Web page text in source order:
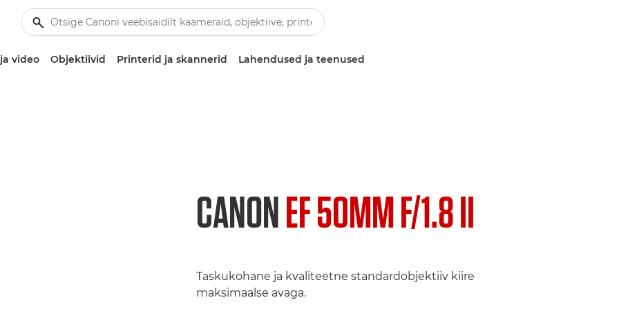
video Objektiivid Printerid ja skannerid Lahendused ja teenused
CANONEF 50MM F/1.8 II
Taskukohane ja kvaliteetne standardobjektiiv kiire
maksimaalse avaga.